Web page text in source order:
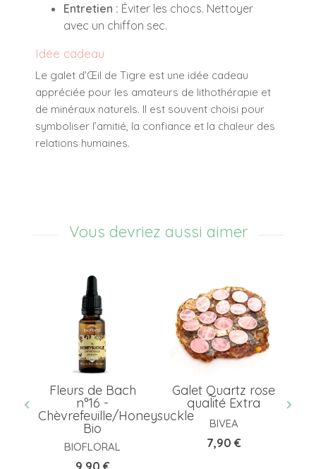
Entretien : Éviter les chocs. Nettoyer
avec un chiffon sec.
Idée cadeau
Le galet d’Œil de Tigre est une idée cadeau
appréciée pour les amateurs de lithothérapie et
de minéraux naturels. Il est souvent choisi pour
symboliser l’amitié, la confiance et la chaleur des
relations humaines.
Vous devriez aussi aimer
Fleurs de Bach
n°16 -
Chèvrefeuille/Honeysuckle
Bio
BIOFLORAL
Prix
Galet Quartz rose
qualité Extra
BIVEA
Prix
7,90 €